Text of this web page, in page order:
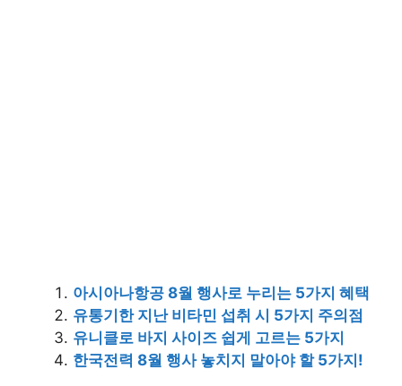
아시아나항공 8월 행사로 누리는 5가지 혜택
유통기한 지난 비타민 섭취 시 5가지 주의점
유니클로 바지 사이즈 쉽게 고르는 5가지
한국전력 8월 행사 놓치지 말아야 할 5가지!